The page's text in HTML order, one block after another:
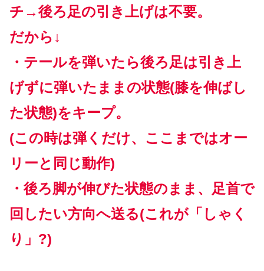
チ→後ろ足の引き上げは不要。
だから↓
・テールを弾いたら後ろ足は引き上
げずに弾いたままの状態(膝を伸ばし
た状態)をキープ。
(この時は弾くだけ、ここまではオー
リーと同じ動作)
・後ろ脚が伸びた状態のまま、足首で
回したい方向へ送る(これが「しゃく
り」?)